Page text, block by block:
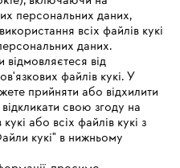
Вихідні дані Cookies
NICHT
noch nicht unterstützen. Für
персональних даних,
всіх файлів кукі
даних.
відмовляєтеся від
файлів кукі. У
прийняти або відхилити
свою згоду на
або всіх файлів кукі з
кукі" в нижньому